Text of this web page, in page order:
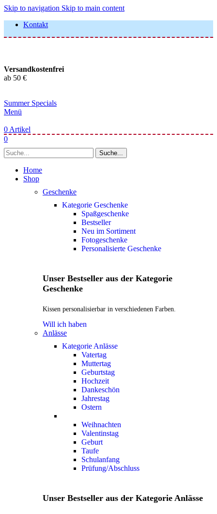
Skip to navigation Skip to main content
Kontakt
Versandkostenfrei
ab 50 €
Summer Specials
Menü
0 Artikel
0
Suche...
Home
Shop
Geschenke
Kategorie Geschenke
Spaßgeschenke
Bestseller
Neu im Sortiment
Fotogeschenke
Personalisierte Geschenke
Unser Bestseller aus der Kategorie
Geschenke
Kissen personalisierbar in verschiedenen Farben.
Will ich haben
Anlässe
Kategorie Anlässe
Vatertag
Muttertag
Geburtstag
Hochzeit
Dankeschön
Jahrestag
Ostern
Weihnachten
Valentinstag
Geburt
Taufe
Schulanfang
Prüfung/Abschluss
Unser Bestseller aus der Kategorie Anlässe